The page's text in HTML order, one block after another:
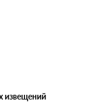
извещений